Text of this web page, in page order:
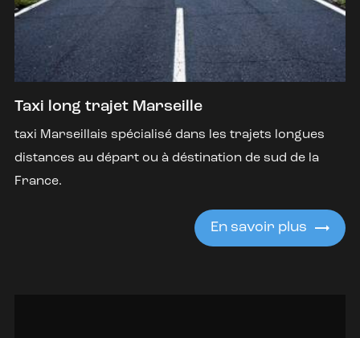
Taxi long trajet Marseille
taxi Marseillais spécialisé dans les trajets longues
distances au départ ou à déstination de sud de la
France.
En savoir plus